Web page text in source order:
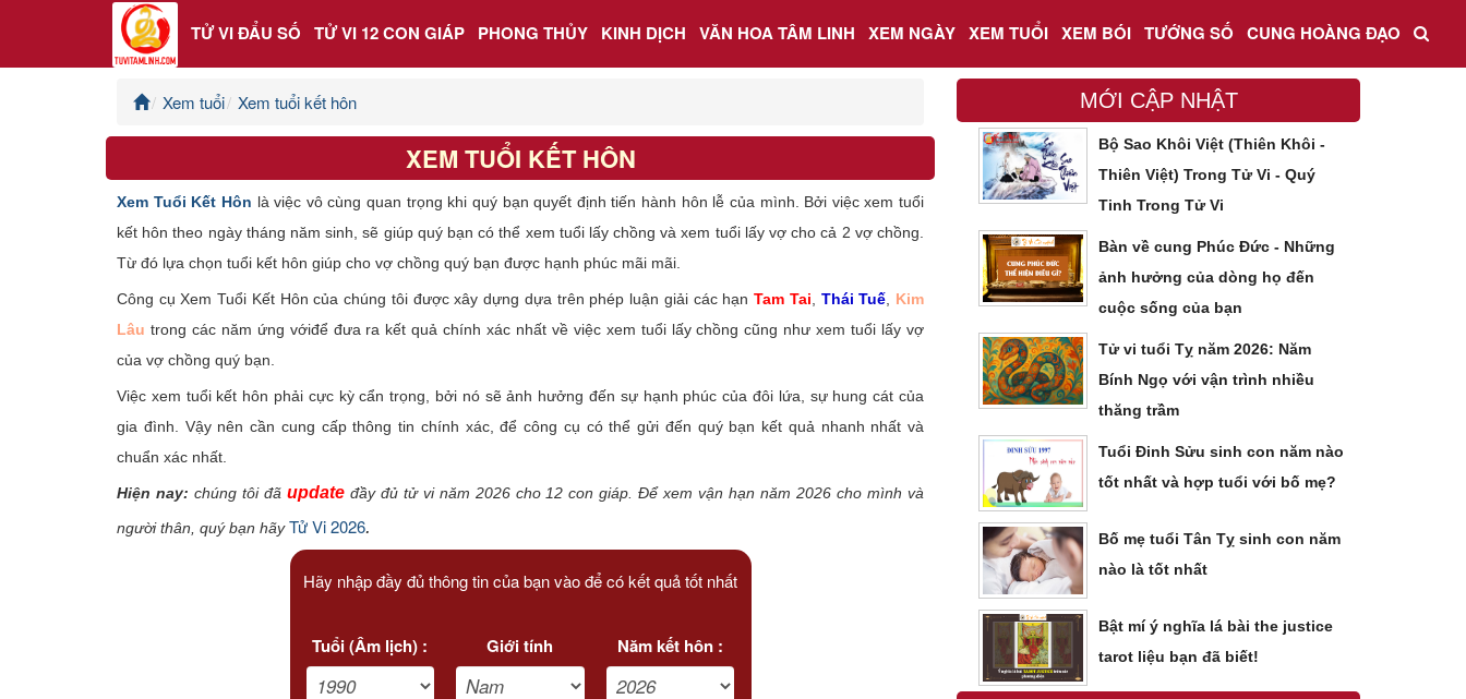
TỬ VI ĐẨU SỐ TỬ VI 12 CON GIÁP PHONG THỦY KINH DỊCH VĂN HOA TÂM LINH XEM NGÀY XEM TUỔI XEM BÓI TƯỚNG SỐ CUNG HOÀNG ĐẠO
Tử Vi Đẩu Số
Tử Vi 12 Con Giáp
Văn Hoa Tâm linh
Xem tuổi Xem tuổi kết hôn
XEM TUỔI KẾT HÔN
Xem Tuổi Kết Hôn là việc vô cùng quan trọng khi quý bạn quyết định tiến hành hôn lễ của mình. Bởi việc xem tuổi
kết hôn theo ngày tháng năm sinh, sẽ giúp quý bạn có thể xem tuổi lấy chồng và xem tuổi lấy vợ cho cả 2 vợ chồng.
Từ đó lựa chọn tuổi kết hôn giúp cho vợ chồng quý bạn được hạnh phúc mãi mãi.
Công cụ Xem Tuổi Kết Hôn của chúng tôi được xây dựng dựa trên phép luận giải các hạnTam Tai Thái Tuế
Kim
Lâu trong các năm ứng vớiđể đưa ra kết quả chính xác nhất về việc xem tuổi lấy chồng cũng như xem tuổi lấy vợ
của vợ chồng quý bạn.
Việc xem tuổi kết hôn phải cực kỳ cẩn trọng, bởi nó sẽ ảnh hưởng đến sự hạnh phúc của đôi lứa, sự hung cát của
gia đình. Vậy nên cần cung cấp thông tin chính xác, để công cụ có thể gửi đến quý bạn kết quả nhanh nhất và
chuẩn xác nhất.
Hiện nay: chúng tôi đã updateđầy đủ tử vi năm 2026 cho 12 con giáp. Để xem vận hạn năm 2026 cho mình và
người thân, quý bạn hãyTử Vi 2026.
Hãy nhập đầy đủ thông tin của bạn vào để có kết quả tốt nhất
Tuổi (Âm lịch) : Giới tính Năm kết hôn :
MỚI CẬP NHẬT
Bộ Sao Khôi Việt (Thiên Khôi -
Thiên Việt) Trong Tử Vi - Quý
Tinh Trong Tử Vi
Bàn về cung Phúc Đức - Những
ảnh hưởng của dòng họ đến
cuộc sống của bạn
Tử vi tuổi Tỵ năm 2026: Năm
Bính Ngọ với vận trình nhiều
thăng trầm
Tuổi Đinh Sửu sinh con năm nào
tốt nhất và hợp tuổi với bố mẹ?
Bố mẹ tuổi Tân Tỵ sinh con năm
nào là tốt nhất
Bật mí ý nghĩa lá bài the justice
tarot liệu bạn đã biết!